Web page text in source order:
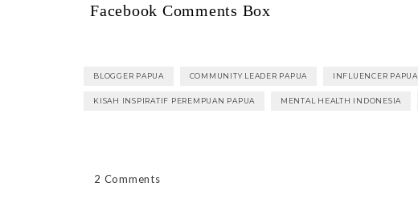
Facebook Comments Box
BLOGGER PAPUA COMMUNITY LEADER PAPUA INFLUENCER PAPUA
KISAH INSPIRATIF PEREMPUAN PAPUA MENTAL HEALTH INDONESIA
2 Comments